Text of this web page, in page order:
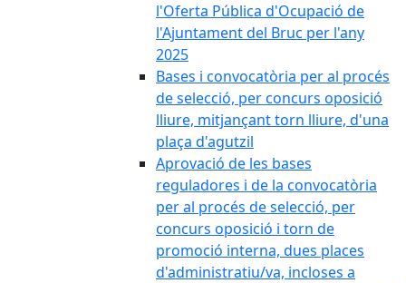
l'Oferta Pública d'Ocupació de
l'Ajuntament del Bruc per l'any
2025
Bases i convocatòria per al procés
de selecció, per concurs oposició
lliure, mitjançant torn lliure, d'una
plaça d'agutzil
Aprovació de les bases
reguladores i de la convocatòria
per al procés de selecció, per
concurs oposició i torn de
promoció interna, dues places
d'administratiu/va, incloses a